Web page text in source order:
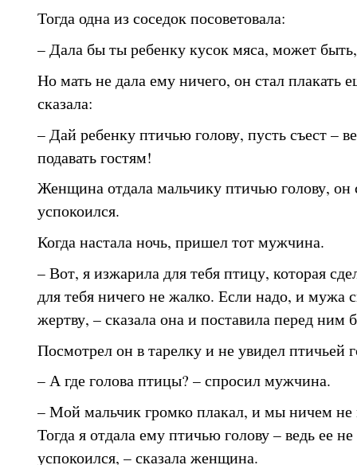
Тогда одна из соседок посоветовала:
– Дала бы ты ребенку кусок мяса, может
Но мать не дала ему ничего, он стал плакать
сказала:
– Дай ребенку птичью голову, пусть съест –
подавать гостям!
Женщина отдала мальчику птичью голову, он
успокоился.
Когда настала ночь, пришел тот мужчина.
– Вот, я изжарила для тебя птицу, которая
для тебя ничего не жалко. Если надо, и мужа
жертву, – сказала она и поставила перед ним
Посмотрел он в тарелку и не увидел птичьей
– А где голова птицы? – спросил мужчина.
– Мой мальчик громко плакал, и мы ничем не
Тогда я отдала ему птичью голову – ведь ее
успокоился, – сказала женщина.